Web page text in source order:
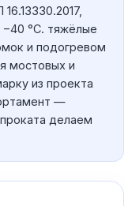
°C. тяжёлые
и подогревом
мостовых и
из проекта
—
делаем